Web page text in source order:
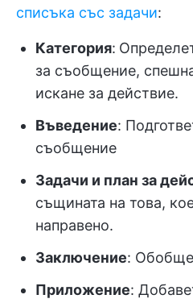
списъка със задачи:
Категория:
за съобщение,
искане за действие.
Въведение:
съобщение
Задачи и план за
същината на това,
направено.
Заключение:
Приложение: